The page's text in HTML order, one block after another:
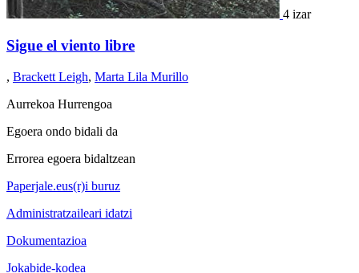
4 izar
Sigue el viento libre
, Brackett Leigh, Marta Lila Murillo
Aurrekoa Hurrengoa
Egoera ondo bidali da
Errorea egoera bidaltzean
Paperjale.eus(r)i buruz
Administratzaileari idatzi
Dokumentazioa
Jokabide-kodea